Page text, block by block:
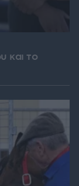
και το